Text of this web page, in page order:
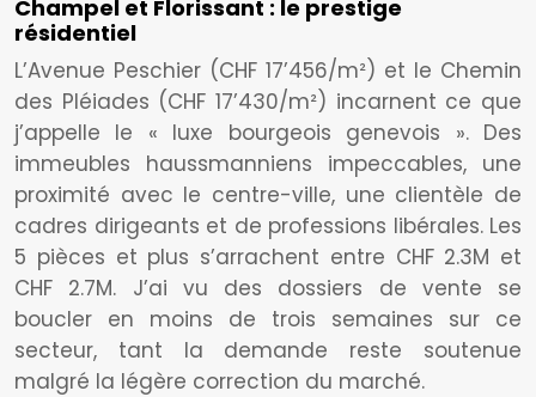
Champel et Florissant : le prestige
résidentiel
L’Avenue Peschier (CHF 17’456/m²) et le Chemin
des Pléiades (CHF 17’430/m²) incarnent ce que
j’appelle le « luxe bourgeois genevois ». Des
immeubles haussmanniens impeccables, une
proximité avec le centre-ville, une clientèle de
cadres dirigeants et de professions libérales. Les
5 pièces et plus s’arrachent entre CHF 2.3M et
CHF 2.7M. J’ai vu des dossiers de vente se
boucler en moins de trois semaines sur ce
secteur, tant la demande reste soutenue
malgré la légère correction du marché.